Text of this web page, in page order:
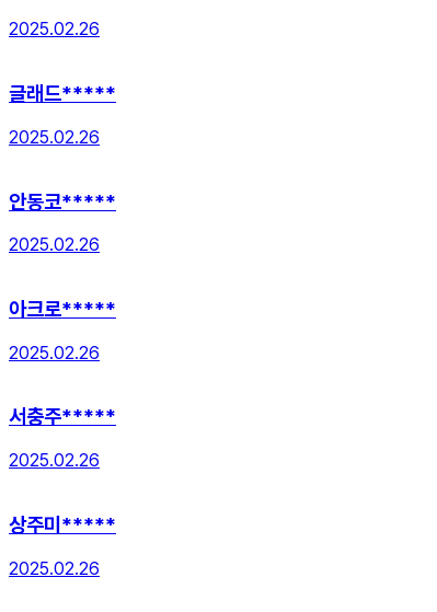
2025.02.26
글래드*****
2025.02.26
안동코*****
2025.02.26
아크로*****
2025.02.26
서충주*****
2025.02.26
상주미*****
2025.02.26